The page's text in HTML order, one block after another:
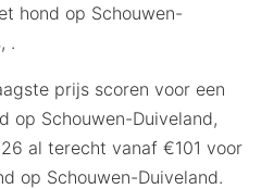
hond op Schouwen-
.
prijs scoren voor een
op Schouwen-Duiveland,
al terecht vanaf €101 voor
op Schouwen-Duiveland.